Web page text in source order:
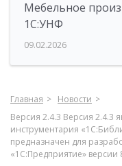
Мебельное
1С:УНФ
09.02.2026
Главная
Новости
Версия 2.4.3 Версия 2.4.3
инструментария
предназначен для
«1С:Предприятие» версии